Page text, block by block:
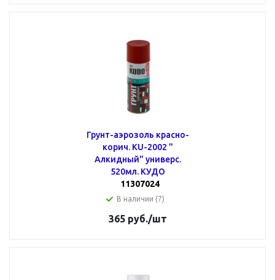
Грунт-аэрозоль красно-
корич. KU-2002 "
Алкидный" универс.
520мл. КУДО
11307024
В наличии (7)
365 руб./шт